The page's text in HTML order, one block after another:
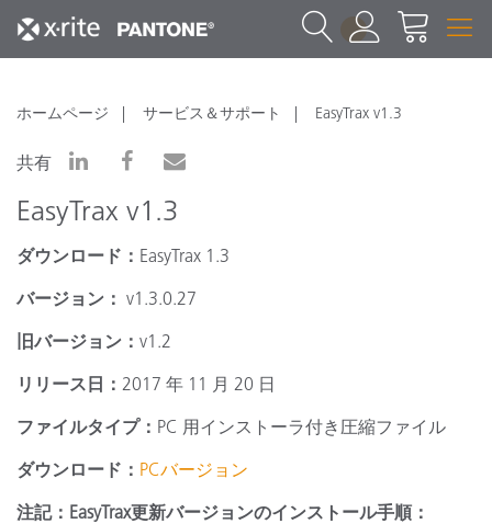
1
ホームページ サービス＆サポート EasyTrax v1.3
共有
EasyTrax v1.3
ダウンロード： EasyTrax 1.3
バージョン： v1.3.0.27
旧バージョン： v1.2
リリース日： 2017 年 11 月 20 日
ファイルタイプ： PC 用インストーラ付き圧縮ファイル
ダウンロード： PCバージョン
注記： EasyTrax更新バージョンのインストール手順：